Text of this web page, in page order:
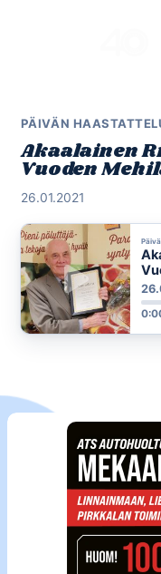
PÄIVÄN
Akaalainen
Vuoden
26.01.2021